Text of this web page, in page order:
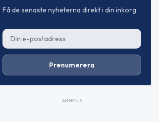
Få de senaste nyheterna direkt i din inkorg.
Prenumerera
ANNONS